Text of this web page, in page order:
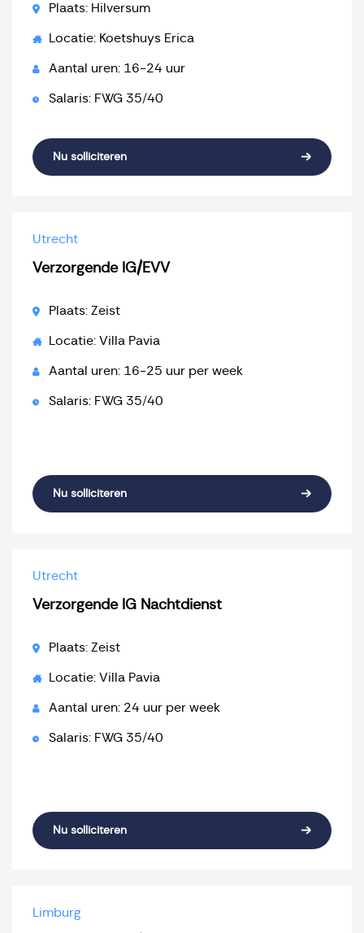
Plaats: Hilversum
Locatie: Koetshuys Erica
Aantal uren: 16-24 uur
Salaris: FWG 35/40
Nu solliciteren
Utrecht
Verzorgende IG/EVV
Plaats: Zeist
Locatie: Villa Pavia
Aantal uren: 16-25 uur per week
Salaris: FWG 35/40
Nu solliciteren
Utrecht
Verzorgende IG Nachtdienst
Plaats: Zeist
Locatie: Villa Pavia
Aantal uren: 24 uur per week
Salaris: FWG 35/40
Nu solliciteren
Limburg